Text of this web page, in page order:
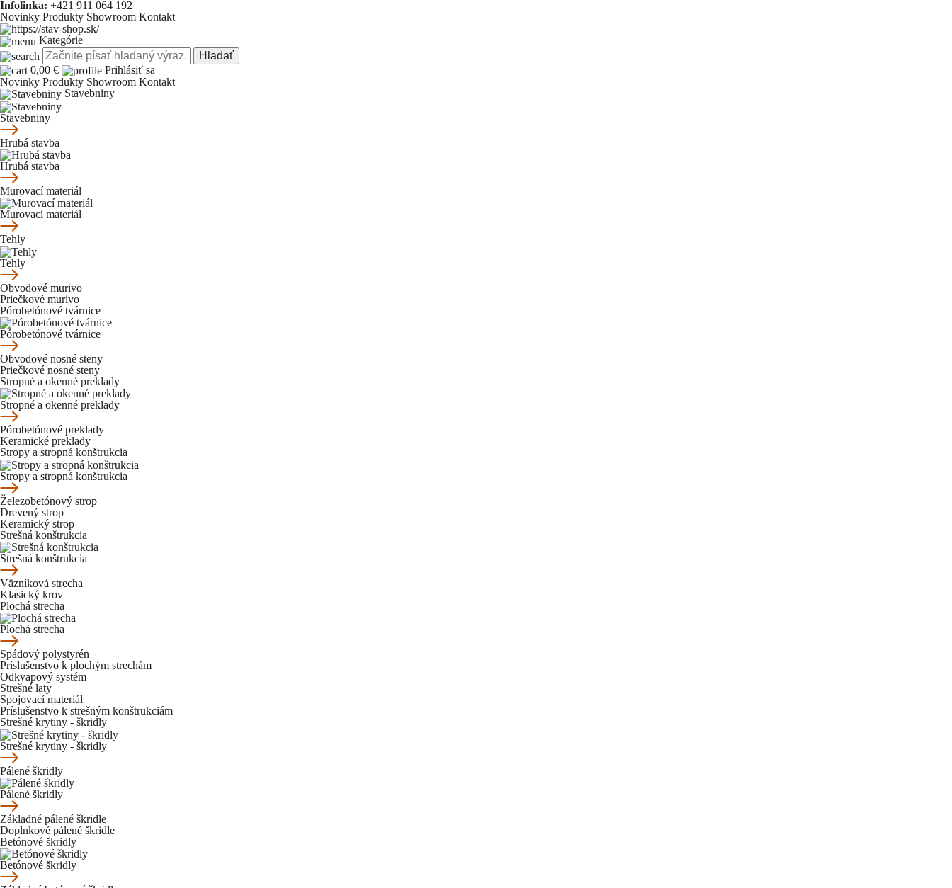
Infolinka: +421 911 064 192
Novinky Produkty Showroom Kontakt
Kategórie
Hladať
0,00 €
Prihlásiť sa
Novinky Produkty Showroom Kontakt
Stavebniny
Stavebniny
Hrubá stavba
Hrubá stavba
Murovací materiál
Murovací materiál
Tehly
Tehly
Obvodové murivo
Priečkové murivo
Pórobetónové tvárnice
Pórobetónové tvárnice
Obvodové nosné steny
Priečkové nosné steny
Stropné a okenné preklady
Stropné a okenné preklady
Pórobetónové preklady
Keramické preklady
Stropy a stropná konštrukcia
Stropy a stropná konštrukcia
Železobetónový strop
Drevený strop
Keramický strop
Strešná konštrukcia
Strešná konštrukcia
Väzníková strecha
Klasický krov
Plochá strecha
Plochá strecha
Spádový polystyrén
Príslušenstvo k plochým strechám
Odkvapový systém
Strešné laty
Spojovací materiál
Príslušenstvo k strešným konštrukciám
Strešné krytiny - škridly
Strešné krytiny - škridly
Pálené škridly
Pálené škridly
Základné pálené škridle
Doplnkové pálené škridle
Betónové škridly
Betónové škridly